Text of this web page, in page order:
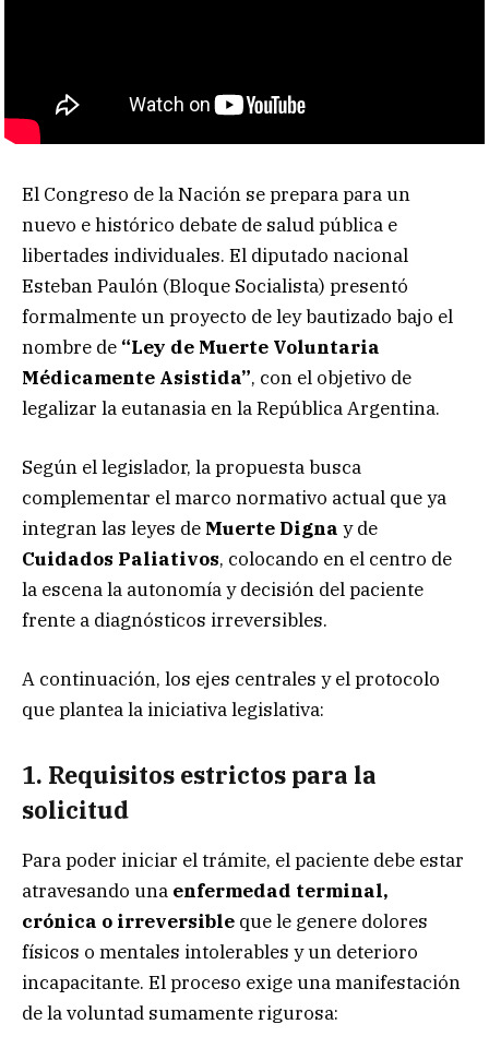
El Congreso de la Nación se prepara para un
nuevo e histórico debate de salud pública e
libertades individuales. El diputado nacional
Esteban Paulón (Bloque Socialista) presentó
formalmente un proyecto de ley bautizado bajo el
nombre de “Ley de Muerte Voluntaria
Médicamente Asistida”, con el objetivo de
legalizar la eutanasia en la República Argentina.
Según el legislador, la propuesta busca
complementar el marco normativo actual que ya
integran las leyes de Muerte Digna y de
Cuidados Paliativos, colocando en el centro de
la escena la autonomía y decisión del paciente
frente a diagnósticos irreversibles.
A continuación, los ejes centrales y el protocolo
que plantea la iniciativa legislativa:
1. Requisitos estrictos para la
solicitud
Para poder iniciar el trámite, el paciente debe estar
atravesando una enfermedad terminal,
crónica o irreversible que le genere dolores
físicos o mentales intolerables y un deterioro
incapacitante. El proceso exige una manifestación
de la voluntad sumamente rigurosa: